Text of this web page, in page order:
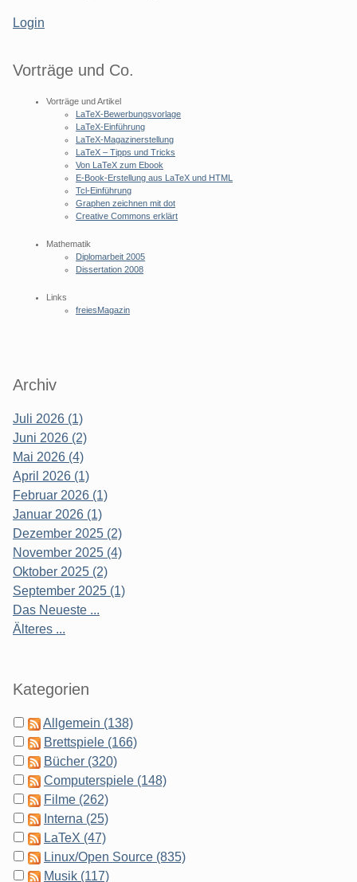
Login
Vorträge und Co.
Vorträge und Artikel
LaTeX-Bewerbungsvorlage
LaTeX-Einführung
LaTeX-Magazinerstellung
LaTeX – Tipps und Tricks
Von LaTeX zum Ebook
E-Book-Erstellung aus LaTeX und HTML
Tcl-Einführung
Graphen zeichnen mit dot
Creative Commons erklärt
Mathematik
Diplomarbeit 2005
Dissertation 2008
Links
freiesMagazin
Archiv
Juli 2026 (1)
Juni 2026 (2)
Mai 2026 (4)
April 2026 (1)
Februar 2026 (1)
Januar 2026 (1)
Dezember 2025 (2)
November 2025 (4)
Oktober 2025 (2)
September 2025 (1)
Das Neueste ...
Älteres ...
Kategorien
Allgemein (138)
Brettspiele (166)
Bücher (320)
Computerspiele (148)
Filme (262)
Interna (25)
LaTeX (47)
Linux/Open Source (835)
Musik (117)